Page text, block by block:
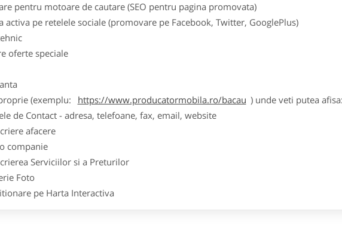
pentru motoare de cautare (SEO pentru pagina promovata)
activa pe retelele sociale (promovare pe Facebook, Twitter, GooglePlus)
oferte speciale
(exemplu:
https://www.producatormobila.ro/bacau ) unde veti putea afisa:
de Contact - adresa, telefoane, fax, email, website
afacere
Serviciilor si a Preturilor
Foto
pe Harta Interactiva